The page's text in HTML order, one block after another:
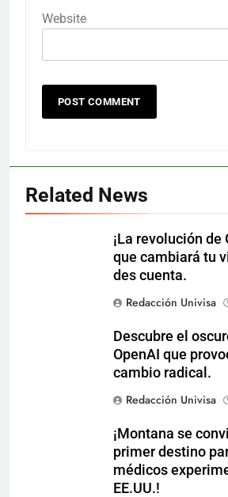
Website
Related News
¡La revolución de
que cambiará tu
des cuenta.
Redacción Univisa
Descubre el
OpenAI que
cambio radical.
Redacción Univisa
¡Montana se
primer destino
médicos
EE.UU.!